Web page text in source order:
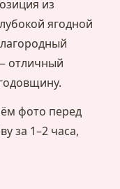
из
ягодной
отличный
фото перед
за 1–2 часа,